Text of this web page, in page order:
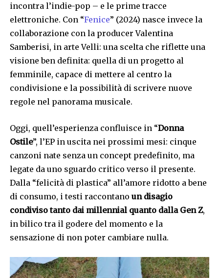
incontra l’indie-pop – e le prime tracce
elettroniche. Con “Fenice” (2024) nasce invece la
collaborazione con la producer Valentina
Samberisi, in arte Velli: una scelta che riflette una
visione ben definita: quella di un progetto al
femminile, capace di mettere al centro la
condivisione e la possibilità di scrivere nuove
regole nel panorama musicale.
Oggi, quell’esperienza confluisce in “Donna
Ostile”, l’EP in uscita nei prossimi mesi: cinque
canzoni nate senza un concept predefinito, ma
legate da uno sguardo critico verso il presente.
Dalla “felicità di plastica” all’amore ridotto a bene
di consumo, i testi raccontano un disagio
condiviso tanto dai millennial quanto dalla Gen Z,
in bilico tra il godere del momento e la
sensazione di non poter cambiare nulla.